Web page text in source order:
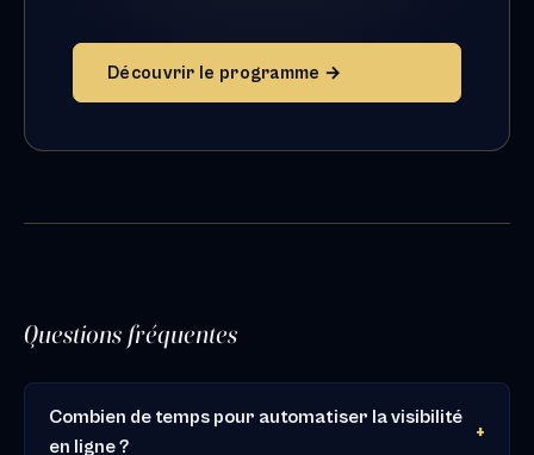
Découvrir le programme →
Questions fréquentes
Combien de temps pour automatiser la visibilité
en ligne ?